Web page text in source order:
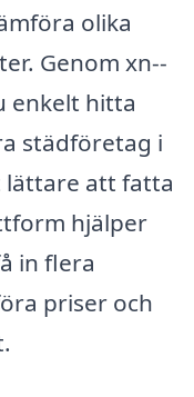
olika
Genom xn--
enkelt hitta
städföretag i
att fatta
hjälper
in flera
priser och